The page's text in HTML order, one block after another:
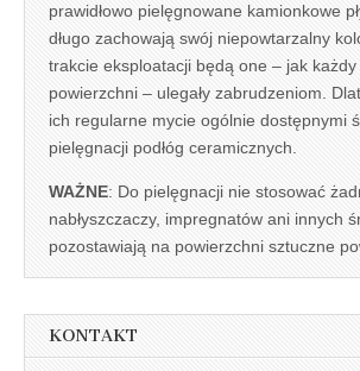
prawidłowo pielęgnowane kamionkowe
długo zachowają swój niepowtarzalny
trakcie eksploatacji będą one – jak
powierzchni – ulegały zabrudzeniom.
ich regularne mycie ogólnie dostępnymi
pielęgnacji podłóg ceramicznych.
WAŻNE: Do pielęgnacji nie stosować
nabłyszczaczy, impregnatów ani innych
pozostawiają na powierzchni sztuczne
KONTAKT